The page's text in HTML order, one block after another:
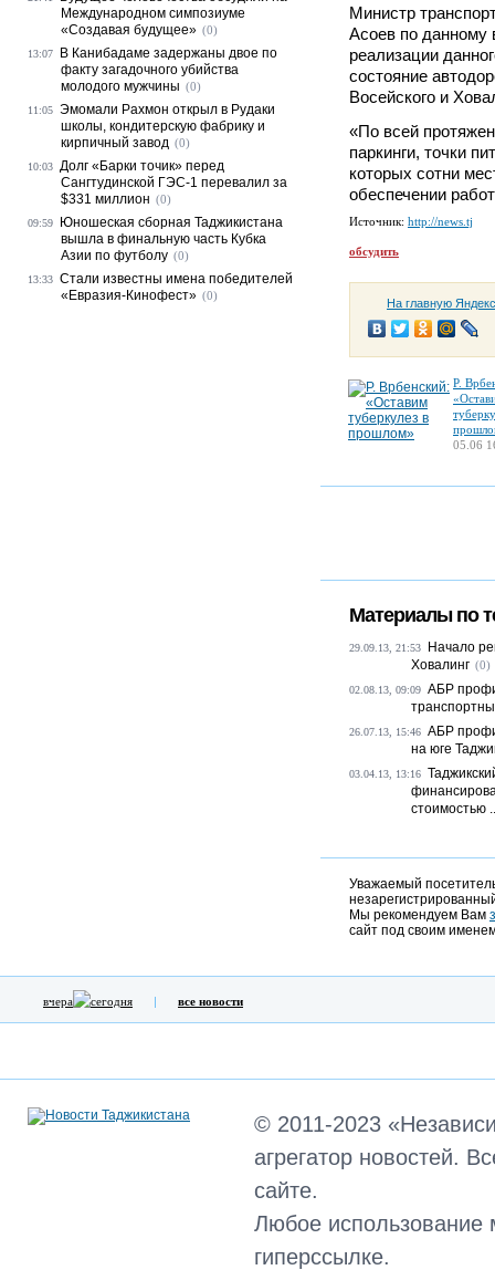
Министр
Асоев по данному
реализации
состояние
Восейского и
«По всей
паркинги, точки
которых сотни
обеспечении
Источник: http://news.tj
обсудить
На главную
Р.
05.06
Материалы по
29.09.13, 21:53
Начало
Ховалинг (0)
02.08.13, 09:09 АБР
26.07.13, 15:46 АБР
на юге
03.04.13, 13:16
стоимостью
Уважаемый
Мы рекомендуем Вам
сайт под своим
Международном симпозиуме
«Создавая будущее» (0)
13:07
В Канибадаме задержаны двое по
факту загадочного убийства
молодого мужчины (0)
11:05 Эмомали Рахмон открыл в Рудаки
школы, кондитерскую фабрику и
кирпичный завод (0)
10:03 Долг «Барки точик» перед
Сангтудинской ГЭС-1 перевалил за
$331 миллион (0)
09:59
Юношеская сборная Таджикистана
вышла в финальную часть Кубка
Азии по футболу (0)
13:33 Стали известны имена победителей
«Евразия-Кинофест» (0)
вчера сегодня все новости
© 2011-2023
агрегатор новостей.
сайте.
Любое использование
гиперссылке.